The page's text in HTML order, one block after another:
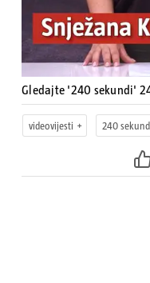
Gledajte '240 sekundi'
videovijesti 240